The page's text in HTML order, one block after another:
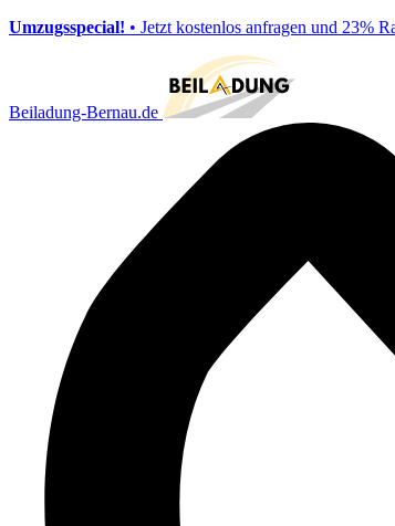
Umzugsspecial! • Jetzt kostenlos anfragen und 23%
Beiladung-Bernau.de